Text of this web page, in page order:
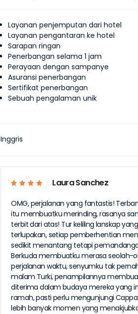
Layanan penjemputan dari hotel
Layanan pengantaran ke hotel
Sarapan ringan
Penerbangan selama 1 jam
Perayaan dengan sampanye
Asuransi penerbangan
Sertifikat penerbangan
Sebuah pengalaman unik
Inggris
Laura Sanchez
OMG, perjalanan yang fantastis!
itu membuatku merinding, rasanya
terbit dari atas! Tur keliling lanskap
terlupakan, setiap pemberhentian
sedikit menantang tetapi
Berkuda membuatku merasa seolah-
perjalanan waktu, senyumku tak
malam Turki, penampilannya
diterima dalam budaya mereka yang
ramah, pasti perlu mengunjungi
lebih banyak momen yang